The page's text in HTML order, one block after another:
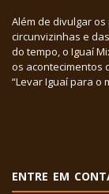
Além de divulgar
circunvizinhas e
do tempo, o Iguaí
os acontecimentos
“Levar Iguaí para o
ENTRE EM